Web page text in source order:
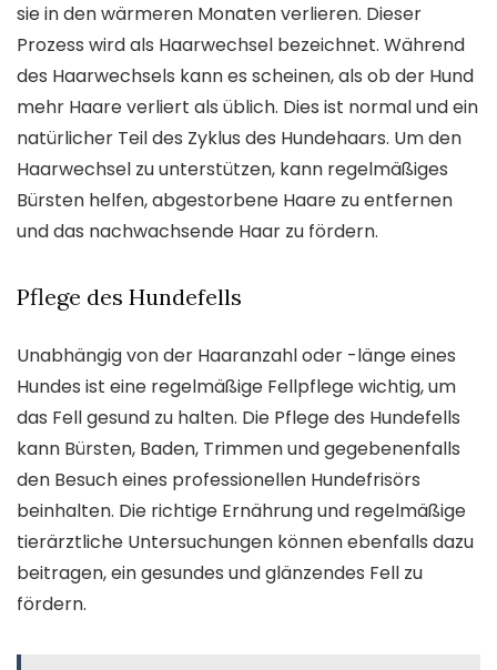
sie in den wärmeren Monaten verlieren. Dieser
Prozess wird als Haarwechsel bezeichnet. Während
des Haarwechsels kann es scheinen, als ob der Hund
mehr Haare verliert als üblich. Dies ist normal und ein
natürlicher Teil des Zyklus des Hundehaars. Um den
Haarwechsel zu unterstützen, kann regelmäßiges
Bürsten helfen, abgestorbene Haare zu entfernen
und das nachwachsende Haar zu fördern.
Pflege des Hundefells
Unabhängig von der Haaranzahl oder -länge eines
Hundes ist eine regelmäßige Fellpflege wichtig, um
das Fell gesund zu halten. Die Pflege des Hundefells
kann Bürsten, Baden, Trimmen und gegebenenfalls
den Besuch eines professionellen Hundefrisörs
beinhalten. Die richtige Ernährung und regelmäßige
tierärztliche Untersuchungen können ebenfalls dazu
beitragen, ein gesundes und glänzendes Fell zu
fördern.